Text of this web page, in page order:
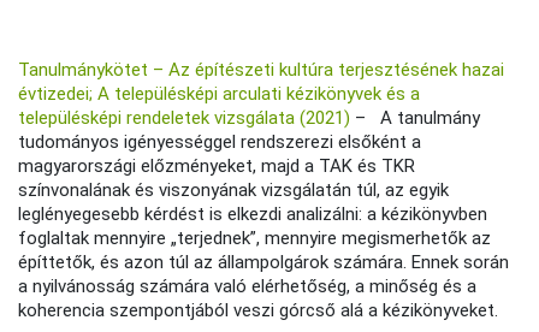
Tanulmánykötet – Az építészeti kultúra terjesztésének hazai
évtizedei; A településképi arculati kézikönyvek és a
településképi rendeletek vizsgálata (2021) – A tanulmány
tudományos igényességgel rendszerezi elsőként a
magyarországi előzményeket, majd a TAK és TKR
színvonalának és viszonyának vizsgálatán túl, az egyik
leglényegesebb kérdést is elkezdi analizálni: a kézikönyvben
foglaltak mennyire „terjednek”, mennyire megismerhetők az
építtetők, és azon túl az állampolgárok számára. Ennek során
a nyilvánosság számára való elérhetőség, a minőség és a
koherencia szempontjából veszi górcső alá a kézikönyveket.